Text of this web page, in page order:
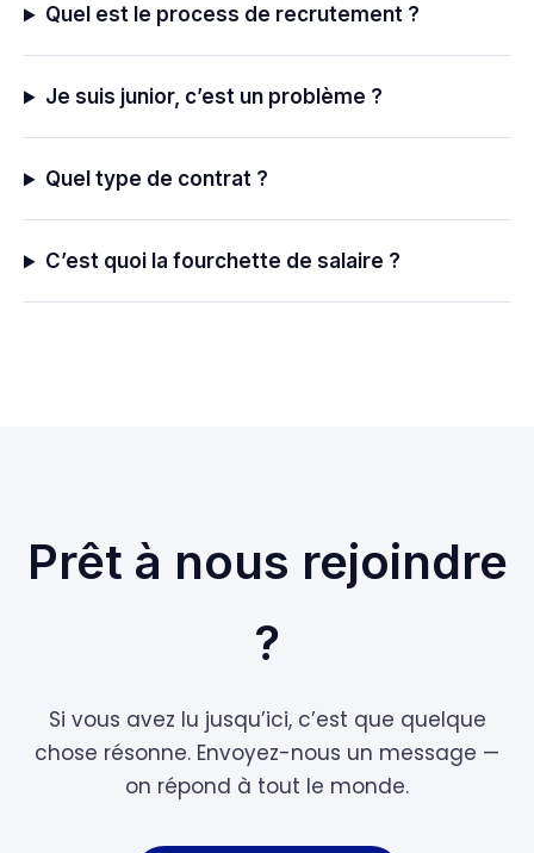
Quel est le process de recrutement ?
Je suis junior, c’est un problème ?
Quel type de contrat ?
C’est quoi la fourchette de salaire ?
Prêt à nous rejoindre
?
Si vous avez lu jusqu’ici, c’est que quelque
chose résonne. Envoyez-nous un message —
on répond à tout le monde.